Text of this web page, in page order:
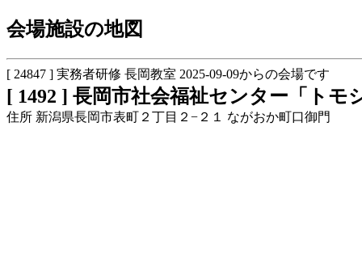
会場施設の地図
[ 24847 ] 実務者研修 長岡教室 2025-09-09からの会場です
[ 1492 ] 長岡市社会福祉センター「トモ
住所 新潟県長岡市表町２丁目２−２１ ながおか町口御門